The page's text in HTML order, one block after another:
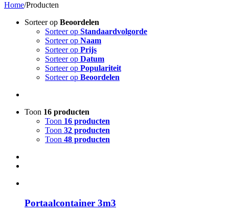
Home/Producten
Sorteer op Beoordelen
Sorteer op Standaardvolgorde
Sorteer op Naam
Sorteer op Prijs
Sorteer op Datum
Sorteer op Populariteit
Sorteer op Beoordelen
Toon 16 producten
Toon 16 producten
Toon 32 producten
Toon 48 producten
Portaalcontainer 3m3